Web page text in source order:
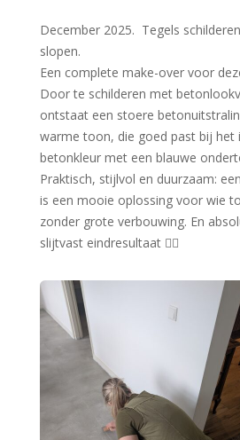
December 2025. Tegels
slopen.
Een complete make-over voor
Door te schilderen met
ontstaat een stoere
warme toon, die goed past bij het
betonkleur met een blauwe
Praktisch, stijlvol en duurzaam:
is een mooie oplossing voor wie
zonder grote verbouwing. En
slijtvast eindresultaat 👍🏼